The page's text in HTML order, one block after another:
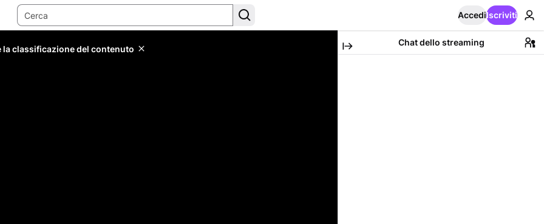
AccediIscriviti
classificazione del contenuto
Chat dello streaming